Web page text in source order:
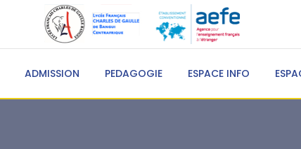
ADMISSION PEDAGOGIE ESPACE INFO